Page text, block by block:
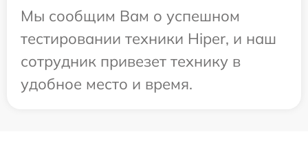
Мы сообщим Вам о успешном
тестировании техники Hiper, и наш
сотрудник привезет технику в
удобное место и время.